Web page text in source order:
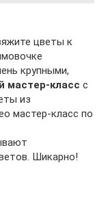
цветы к
крупными,
мастер-класс с
из
мастер-класс по
Шикарно!